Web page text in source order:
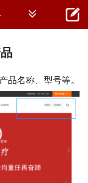
 首页
医疗资讯
 
品名称、型号等。